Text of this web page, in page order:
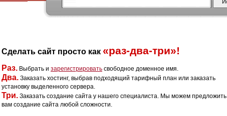
Сделать сайт просто как «раз-два-три»!
Раз. Выбрать и зарегистрировать свободное доменное имя.
Два. Заказать хостинг, выбрав подходящий тарифный план или заказать
установку выделенного сервера.
Три. Заказать создание сайта у нашего специалиста. Мы можем предложить
вам создание сайта любой сложности.